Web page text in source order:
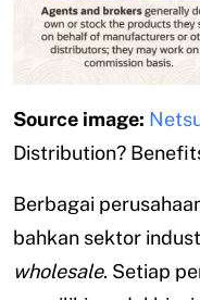
Source image:
Distribution?
Berbagai
bahkan sektor
wholesale. Setiap